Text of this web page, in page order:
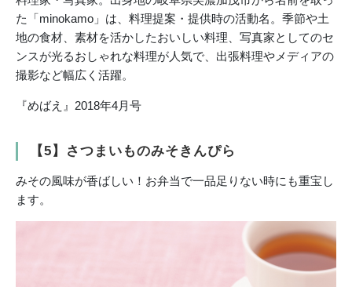
た「minokamo」は、料理提案・提供時の活動名。季節や土
地の食材、素材を活かしたおいしい料理、写真家としてのセ
ンスが光るおしゃれな料理が人気で、出張料理やメディアの
撮影など幅広く活躍。
『めばえ』2018年4月号
【5】さつまいものみそきんぴら
みその風味が香ばしい！お弁当で一品足りない時にも重宝し
ます。